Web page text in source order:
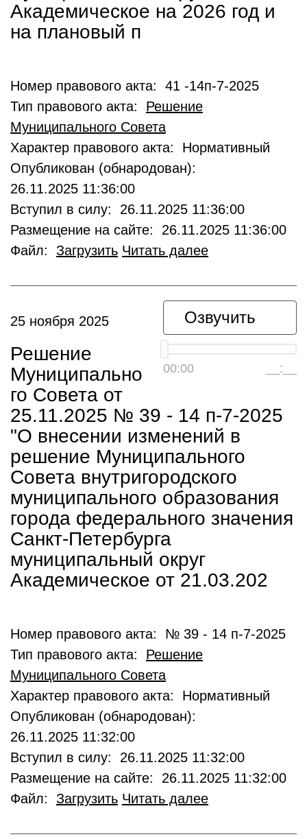
Академическое на 2026 год и
на плановый п
Номер правового акта: 41 -14п-7-2025
Тип правового акта: Решение
Муниципального Совета
Характер правового акта: Нормативный
Опубликован (обнародован):
26.11.2025 11:36:00
Вступил в силу: 26.11.2025 11:36:00
Размещение на сайте: 26.11.2025 11:36:00
Файл: Загрузить Читать далее
Озвучить
00:00 __:__
25 ноября 2025
Решение
Муниципально
го Совета от
25.11.2025 № 39 - 14 п-7-2025
"О внесении изменений в
решение Муниципального
Совета внутригородского
муниципального образования
города федерального значения
Санкт-Петербурга
муниципальный округ
Академическое от 21.03.202
Номер правового акта: № 39 - 14 п-7-2025
Тип правового акта: Решение
Муниципального Совета
Характер правового акта: Нормативный
Опубликован (обнародован):
26.11.2025 11:32:00
Вступил в силу: 26.11.2025 11:32:00
Размещение на сайте: 26.11.2025 11:32:00
Файл: Загрузить Читать далее